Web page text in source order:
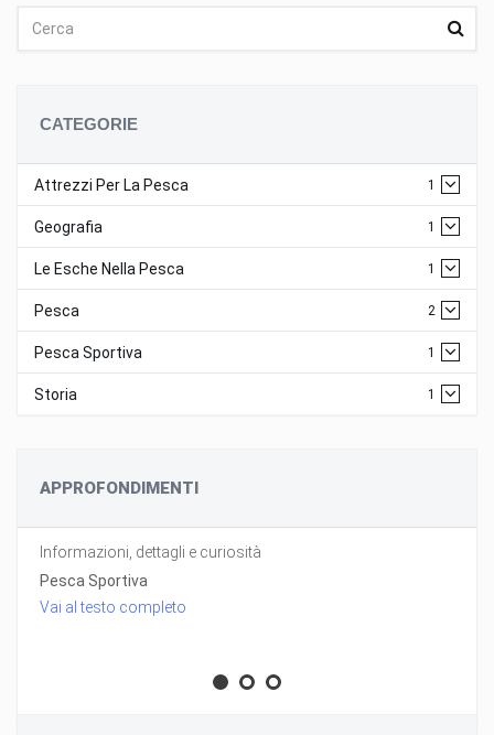
CATEGORIE
Attrezzi Per La Pesca 1
Geografia 1
Le Esche Nella Pesca 1
Pesca 2
Pesca Sportiva 1
Storia 1
APPROFONDIMENTI
Informazioni, dettagli e curiosità
Pesca Sportiva
Vai al testo completo